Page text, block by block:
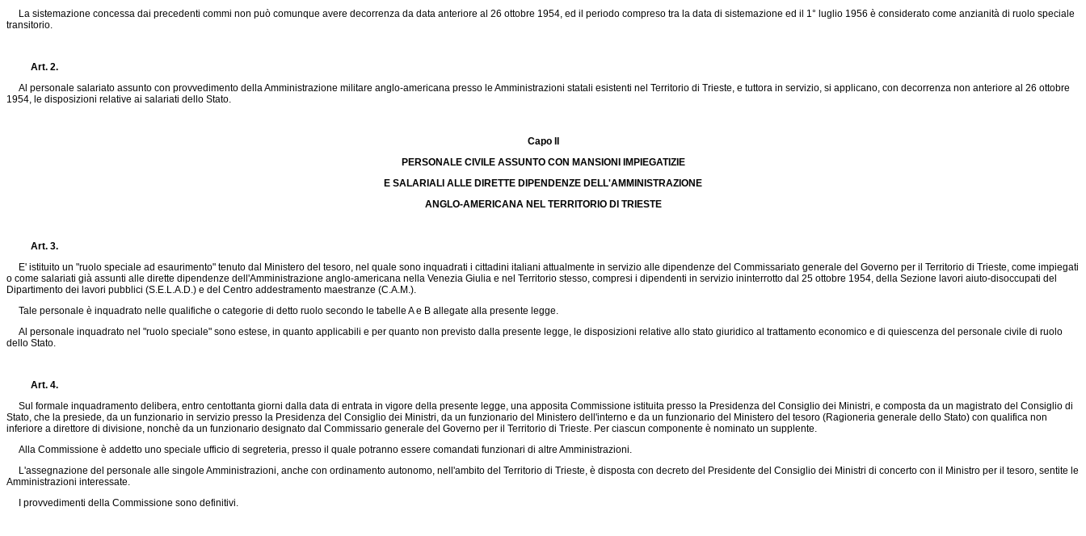
La sistemazione concessa dai precedenti commi non può comunque avere decorrenza da data anteriore al 26 ottobre 1954, ed il periodo compreso tra la data di sistemazione ed il 1° luglio 1956 è considerato come anzianità di ruolo speciale
transitorio.
Art. 2.
Al personale salariato assunto con provvedimento della Amministrazione militare anglo-americana presso le Amministrazioni statali esistenti nel Territorio di Trieste, e tuttora in servizio, si applicano, con decorrenza non anteriore al 26 ottobre
1954, le disposizioni relative ai salariati dello Stato.
Capo II
PERSONALE CIVILE ASSUNTO CON MANSIONI IMPIEGATIZIE
E SALARIALI ALLE DIRETTE DIPENDENZE DELL'AMMINISTRAZIONE
ANGLO-AMERICANA NEL TERRITORIO DI TRIESTE
Art. 3.
E' istituito un "ruolo speciale ad esaurimento" tenuto dal Ministero del tesoro, nel quale sono inquadrati i cittadini italiani attualmente in servizio alle dipendenze del Commissariato generale del Governo per il Territorio di Trieste, come impiegati
o come salariati già assunti alle dirette dipendenze dell'Amministrazione anglo-americana nella Venezia Giulia e nel Territorio stesso, compresi i dipendenti in servizio ininterrotto dal 25 ottobre 1954, della Sezione lavori aiuto-disoccupati del
Dipartimento dei lavori pubblici (S.E.L.A.D.) e del Centro addestramento maestranze (C.A.M.).
Tale personale è inquadrato nelle qualifiche o categorie di detto ruolo secondo le tabelle A e B allegate alla presente legge.
Al personale inquadrato nel "ruolo speciale" sono estese, in quanto applicabili e per quanto non previsto dalla presente legge, le disposizioni relative allo stato giuridico al trattamento economico e di quiescenza del personale civile di ruolo
dello Stato.
Art. 4.
Sul formale inquadramento delibera, entro centottanta giorni dalla data di entrata in vigore della presente legge, una apposita Commissione istituita presso la Presidenza del Consiglio dei Ministri, e composta da un magistrato del Consiglio di
Stato, che la presiede, da un funzionario in servizio presso la Presidenza del Consiglio dei Ministri, da un funzionario del Ministero dell'interno e da un funzionario del Ministero del tesoro (Ragioneria generale dello Stato) con qualifica non
inferiore a direttore di divisione, nonchè da un funzionario designato dal Commissario generale del Governo per il Territorio di Trieste. Per ciascun componente è nominato un supplente.
Alla Commissione è addetto uno speciale ufficio di segreteria, presso il quale potranno essere comandati funzionari di altre Amministrazioni.
L'assegnazione del personale alle singole Amministrazioni, anche con ordinamento autonomo, nell'ambito del Territorio di Trieste, è disposta con decreto del Presidente del Consiglio dei Ministri di concerto con il Ministro per il tesoro, sentite le
Amministrazioni interessate.
I provvedimenti della Commissione sono definitivi.